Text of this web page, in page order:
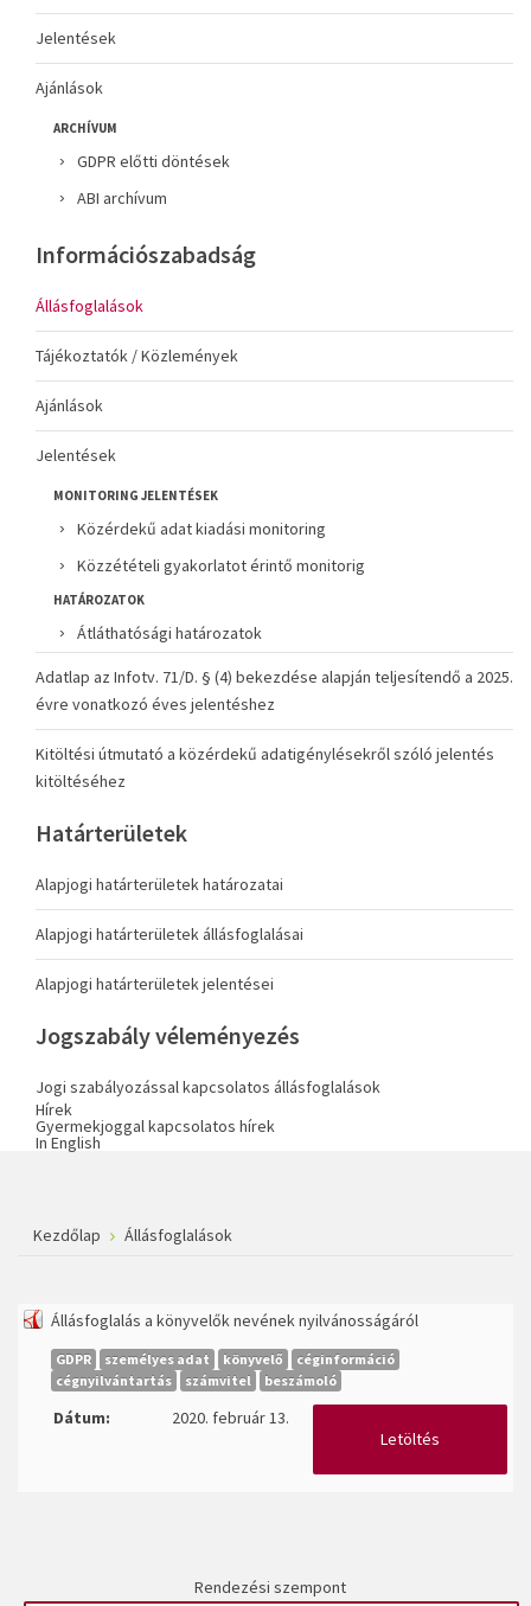
Jelentések
Ajánlások
ARCHÍVUM
GDPR előtti döntések
ABI archívum
Információszabadság
Állásfoglalások
Tájékoztatók / Közlemények
Ajánlások
Jelentések
MONITORING JELENTÉSEK
Közérdekű adat kiadási monitoring
Közzétételi gyakorlatot érintő monitorig
HATÁROZATOK
Átláthatósági határozatok
Adatlap az Infotv. 71/D. § (4) bekezdése alapján teljesítendő a 2025.
évre vonatkozó éves jelentéshez
Kitöltési útmutató a közérdekű adatigénylésekről szóló jelentés
kitöltéséhez
Határterületek
Alapjogi határterületek határozatai
Alapjogi határterületek állásfoglalásai
Alapjogi határterületek jelentései
Jogszabály véleményezés
Jogi szabályozással kapcsolatos állásfoglalások
Hírek
Gyermekjoggal kapcsolatos hírek
In English
Kezdőlap Állásfoglalások
Állásfoglalás a könyvelők nevének nyilvánosságáról
GDPR személyes adat könyvelő
céginformáció
cégnyilvántartás
számvitel beszámoló
Dátum:
2020. február 13.
Letöltés
Rendezési szempont